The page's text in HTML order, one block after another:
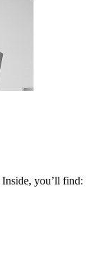
Inside, you’ll find: